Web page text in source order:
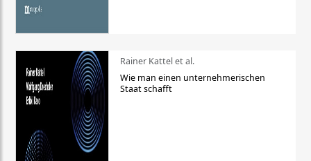
Rainer Kattel et al.
Wie man einen unternehmerischen
Staat schafft